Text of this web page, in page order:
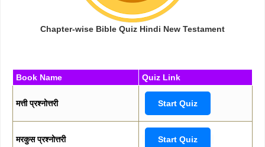
Chapter-wise Bible Quiz Hindi New Testament
Book Name Quiz Link
मत्ती प्रश्नोत्तरी Start Quiz
मरकुस प्रश्नोत्तरी Start Quiz